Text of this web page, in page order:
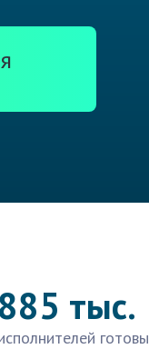
885 тыс.
готовы